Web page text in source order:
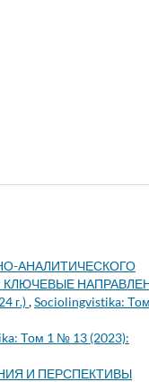
АНАЛИТИЧЕСКОГО
КЛЮЧЕВЫЕ
г.),Sociolingvistika:
Том 1 № 13 (2023):
И ПЕРСПЕКТИВЫ